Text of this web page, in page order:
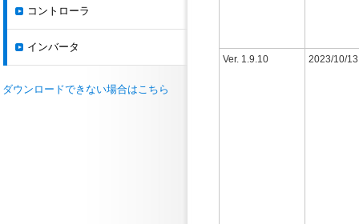
Ver. 1.9.10 2023/10/13
コントローラ
インバータ
ダウンロードできない場合はこちら